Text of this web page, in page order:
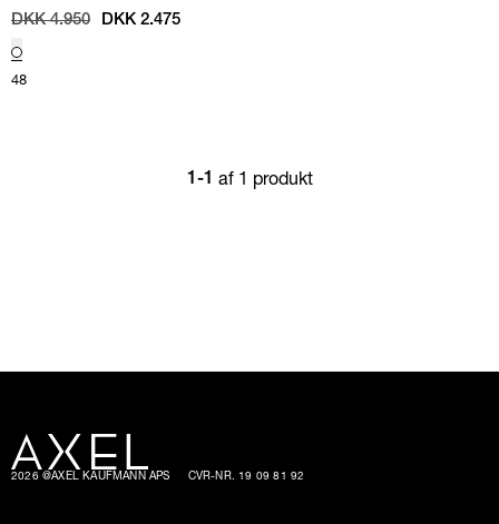
OFF WHITE
DKK 4.950 DKK 2.475
48
1-1 af 1 produkt
2026 @AXEL KAUFMANN APS CVR-NR. 19 09 81 92